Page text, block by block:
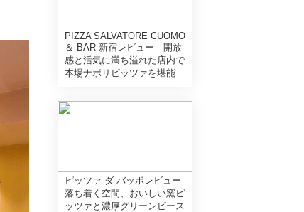
PIZZA SALVATORE CUOMO
＆ BAR 新宿レビュー 開放
感と活気に満ち溢れた店内で
本場ナポリピッツァを堪能
ピッツァ ダ バッボレビュー
落ち着く空間、おいしい窯ピ
ッツァと濃厚グリーンピース